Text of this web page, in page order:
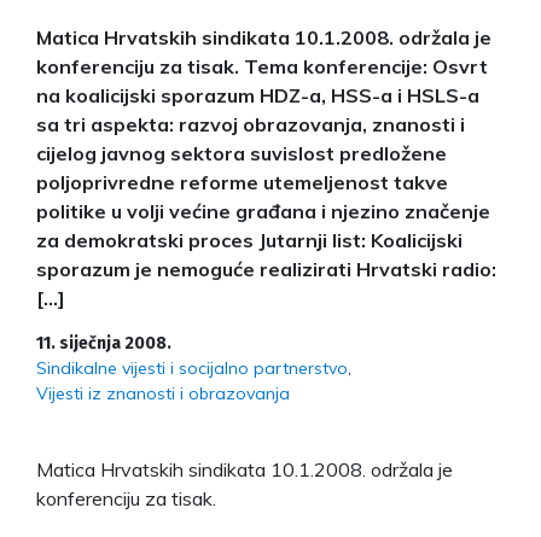
Matica Hrvatskih sindikata 10.1.2008. održala je
konferenciju za tisak. Tema konferencije: Osvrt
na koalicijski sporazum HDZ-a, HSS-a i HSLS-a
sa tri aspekta: razvoj obrazovanja, znanosti i
cijelog javnog sektora suvislost predložene
poljoprivredne reforme utemeljenost takve
politike u volji većine građana i njezino značenje
za demokratski proces Jutarnji list: Koalicijski
sporazum je nemoguće realizirati Hrvatski radio:
[…]
11. siječnja 2008.
Sindikalne vijesti i socijalno partnerstvo
Vijesti iz znanosti i obrazovanja
Matica Hrvatskih sindikata 10.1.2008. održala je
konferenciju za tisak.